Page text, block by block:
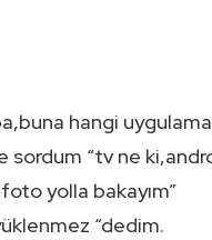
hangi
sordum “tv ne
yolla bakayım”
“dedim.